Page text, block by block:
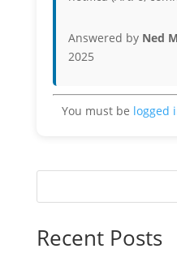
Answered by Ned
2025
You must be logged
Recent Posts